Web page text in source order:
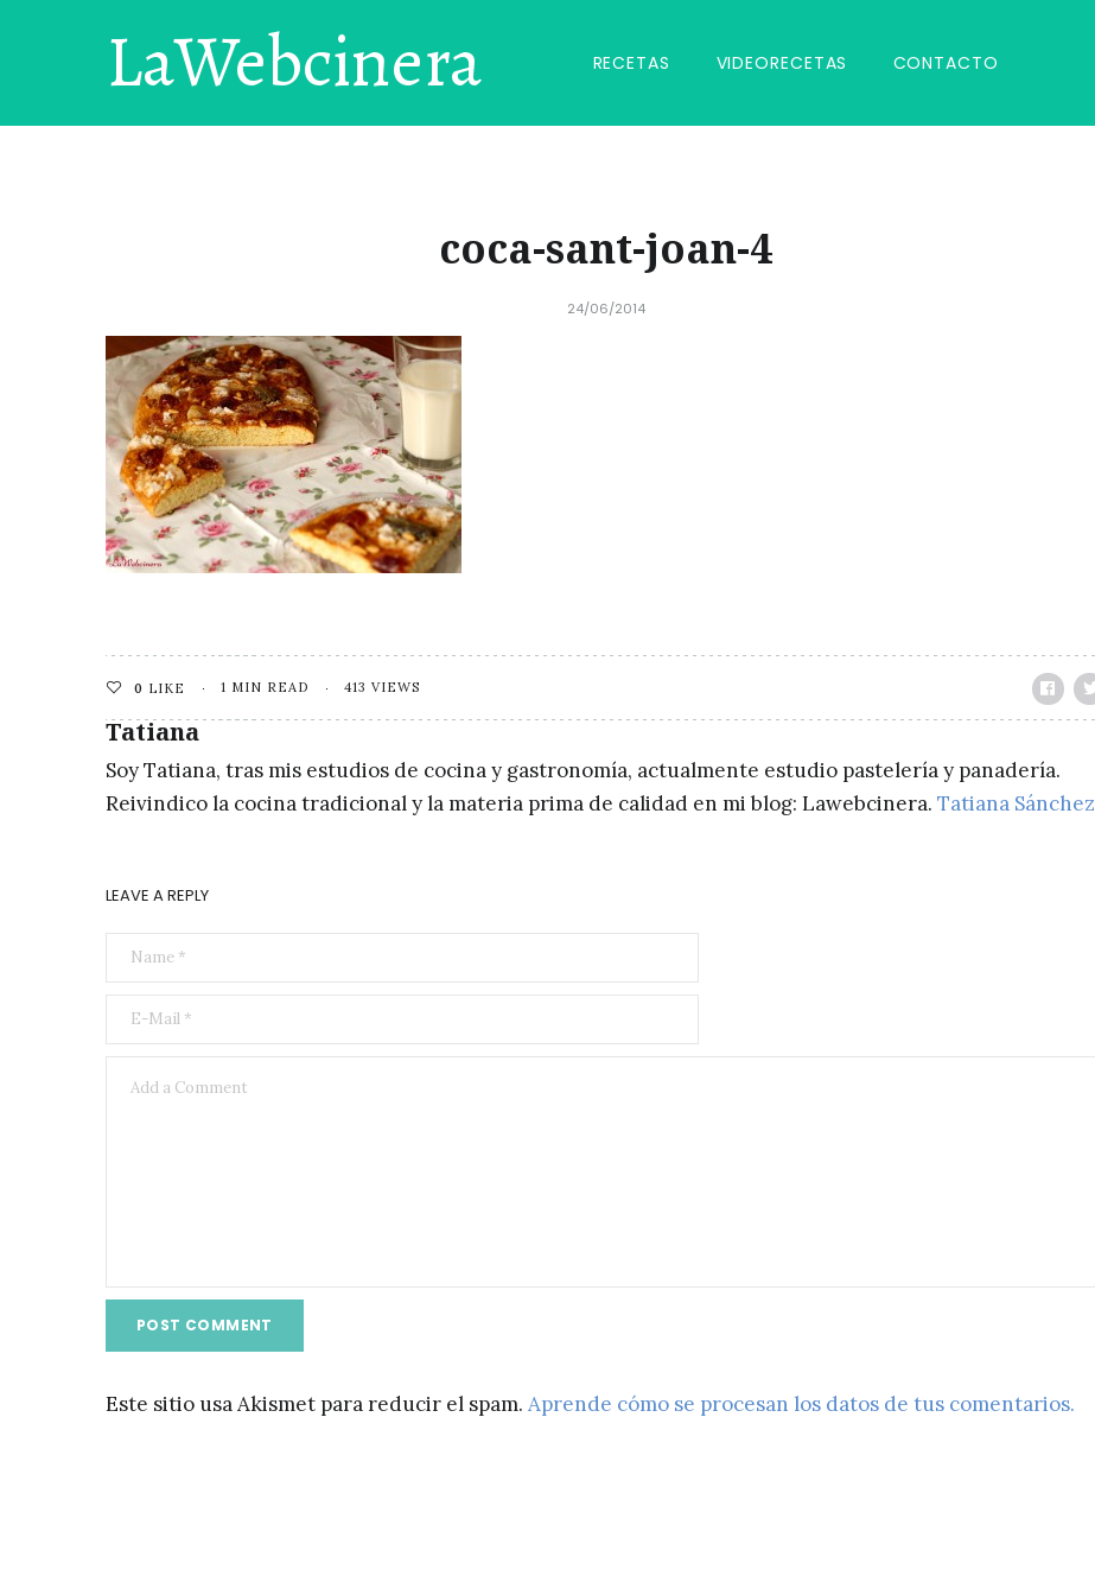
LaWebcinera RECETAS VIDEORECETAS CONTACTO
coca-sant-joan-4
24/06/2014
0 LIKE 1 MIN READ 413 VIEWS
Tatiana
Soy Tatiana, tras mis estudios de cocina y gastronomía, actualmente estudio pastelería y panadería.
Reivindico la cocina tradicional y la materia prima de calidad en mi blog: Lawebcinera. Tatiana Sánchez
LEAVE A REPLY
Este sitio usa Akismet para reducir el spam. Aprende cómo se procesan los datos de tus comentarios.